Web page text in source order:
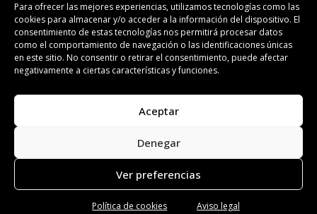
Para ofrecer las mejores experiencias, utilizamos tecnologías como las
cookies para almacenar y/o acceder a la información del dispositivo. El
consentimiento de estas tecnologías nos permitirá procesar datos
como el comportamiento de navegación o las identificaciones únicas
en este sitio. No consentir o retirar el consentimiento, puede afectar
negativamente a ciertas características y funciones.
Aceptar
Denegar
Ver preferencias
Política de cookies Aviso legal
CONTACTO REDACCIÓN PUBLICIDAD
ISSN 2385-4839 DL B 27443-2014
Todos los derechos reservados. Copyright 2008-2024.
Barcelona Fashion Press®/™ es una marca registrada.
Política de privacidad Política de cookies